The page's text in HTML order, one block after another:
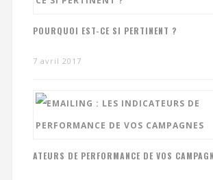
POURQUOI EST-CE SI PERTINENT ?
7 avril 2017
ATEURS DE PERFORMANCE DE VOS